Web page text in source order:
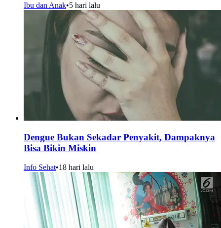
Ibu dan Anak•5 hari lalu
Dengue Bukan Sekadar Penyakit, Dampaknya
Bisa Bikin Miskin
Info Sehat•18 hari lalu